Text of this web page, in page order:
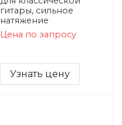
гитары, сильное
натяжение
Цена по запросу
Узнать цену